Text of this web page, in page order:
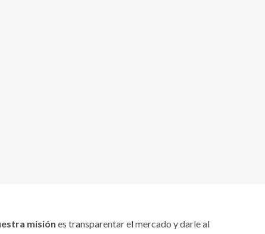
misión es transparentar el mercado y darle al